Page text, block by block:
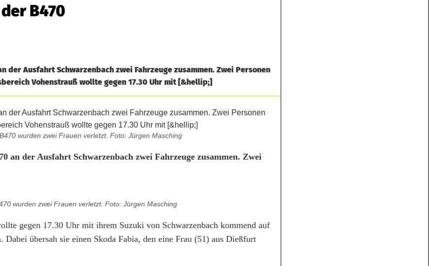
B470
der Ausfahrt Schwarzenbach zwei Fahrzeuge zusammen. Zwei Personen
Vohenstrauß wollte gegen 17.30 Uhr mit [&hellip;]
wurden zwei Frauen verletzt. Foto: Jürgen Masching
an der Ausfahrt Schwarzenbach zwei Fahrzeuge zusammen. Zwei
wurden zwei Frauen verletzt. Foto: Jürgen Masching
gegen 17.30 Uhr mit ihrem Suzuki von Schwarzenbach kommend auf
übersah sie einen Skoda Fabia, den eine Frau (51) aus Dießfurt